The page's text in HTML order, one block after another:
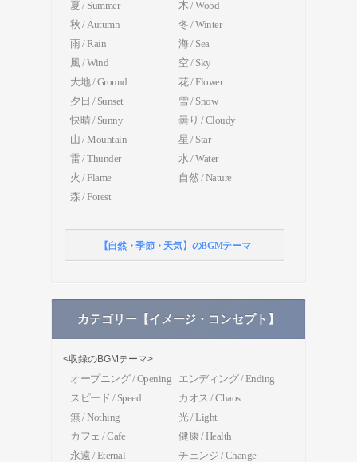
夏 / Summer
木 / Wood
秋 / Autumn
冬 / Winter
雨 / Rain
海 / Sea
風 / Wind
空 / Sky
大地 / Ground
花 / Flower
夕日 / Sunset
雪 / Snow
快晴 / Sunny
曇り / Cloudy
山 / Mountain
星 / Star
雷 / Thunder
水 / Water
火 / Flame
自然 / Nature
森 / Forest
【自然・季節・天気】のBGMテーマ
カテゴリー【イメージ・コンセプト】
<収録のBGMテーマ>
オープニング / Opening
エンディング / Ending
スピード / Speed
カオス / Chaos
無 / Nothing
光 / Light
カフェ / Cafe
健康 / Health
永遠 / Eternal
チェンジ / Change